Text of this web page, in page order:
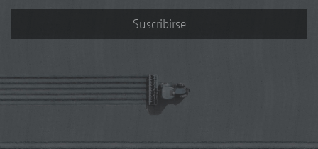
Suscribirse